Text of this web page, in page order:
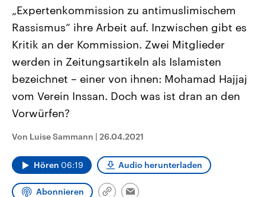
Landtagswahl Sachsen-Anhalt
2026
Alle Informationen
Sachsen-Anhalt wählt am 6.
September 2026 einen neuen
Landtag. Seit 2021 wird das
Bundesland von einer Koalition aus
Umfragen, Prognosen,
Wahlprogramme, aktuelle Berichte
und Hintergründe zu den Parteien
Wahl.
USA
Aktuelle Beiträge,
Hintergründe
Wirtschaftlich und
gehören die Vereinigten
den mächtigsten Ländern
mit großem Einfluss auf
aktuelle Weltgeschehen.
Sendungen
„Expertenkommission zu antimuslimischem
Rassismus“ ihre Arbeit auf. Inzwischen gibt es
Kritik an der Kommission. Zwei Mitglieder
werden in Zeitungsartikeln als Islamisten
bezeichnet – einer von ihnen: Mohamad Hajjaj
vom Verein Inssan. Doch was ist dran an den
Vorwürfen?
Von Luise Sammann | 26.04.2021
Hören 06:19 Audio herunterladen
Abonnieren